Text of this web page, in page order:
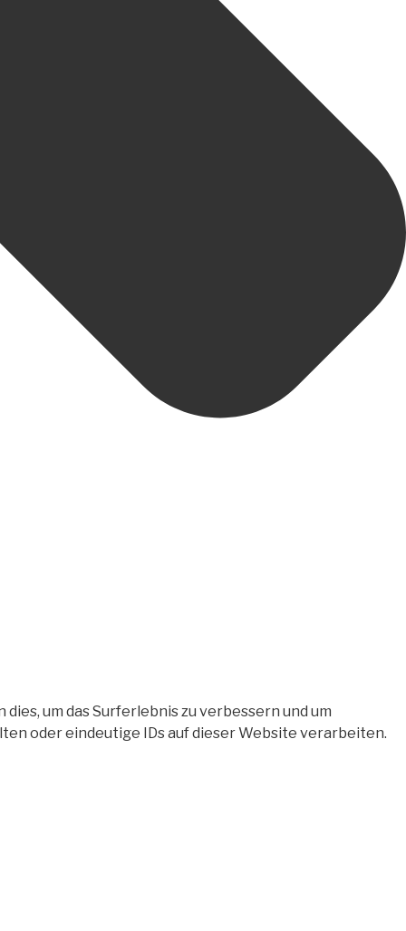
um das Surferlebnis zu verbessern und um
oder eindeutige IDs auf dieser Website verarbeiten.